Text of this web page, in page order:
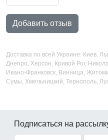
Добавить отзыв
Доставка по всей Украине: Киев,
Днепро, Херсон, Кривой Рог,
Ивано-Франковск, Винница,
Сумы, Хмельницкий, Тернополь,
Подписаться на